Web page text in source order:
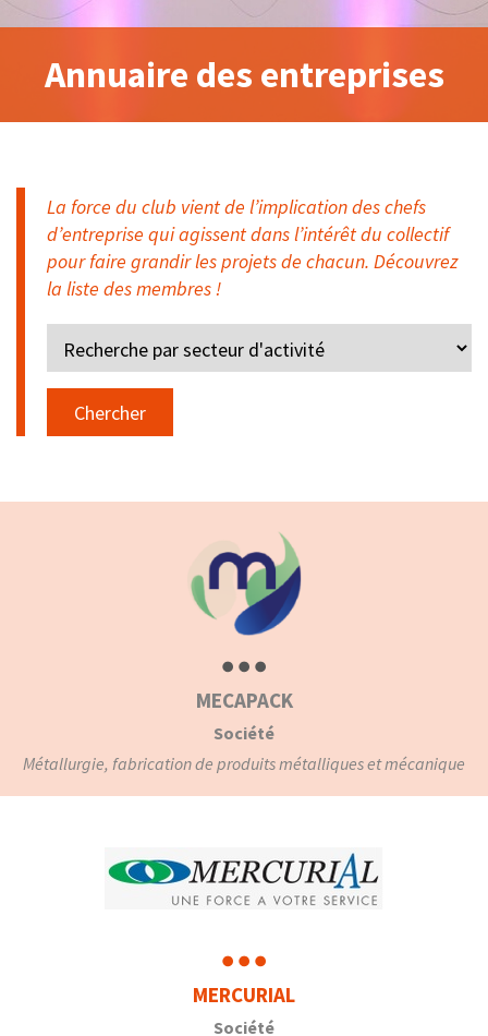
Annuaire des entreprises
La force du club vient de l’implication des chefs
d’entreprise qui agissent dans l’intérêt du collectif
pour faire grandir les projets de chacun. Découvrez
la liste des membres !
MECAPACK
Société
Métallurgie, fabrication de produits métalliques et mécanique
MERCURIAL
Société